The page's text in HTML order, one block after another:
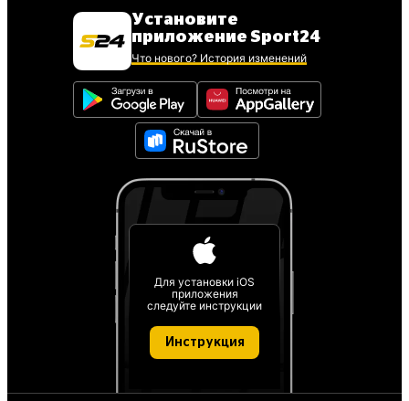
Установите
приложение Sport24
Что нового? История изменений
Для установки iOS
приложения
следуйте инструкции
Инструкция